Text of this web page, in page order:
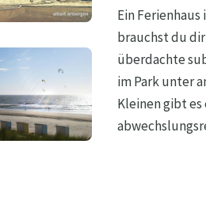
Ein
brauchst du
überdachte
im Park unter
Kleinen gibt